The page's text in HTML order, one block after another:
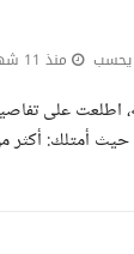
يحسب منذ 11 شهرا
اطلعت على